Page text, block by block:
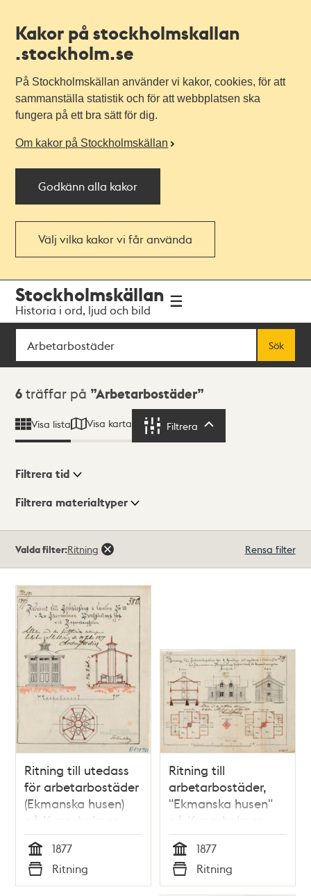
Kakor på stockholmskallan
.stockholm.se
På Stockholmskällan använder vi kakor, cookies, för att
sammanställa statistik och för att webbplatsen ska
fungera på ett bra sätt för dig.
Om kakor på Stockholmskällan
Godkänn alla kakor
Välj vilka kakor vi får använda
navigationen
huvudinnehållet
Stockholmskällan
Historia i ord, ljud och bild
Sök
Sök
Sökresultat
6 träffar på Arbetarbostäder
Visa lista Visa karta Filtrera
Visningsläge
Filtrera tid
Filtrera materialtyper
träffar
Valda filter:Ritning Rensa filter
Ritning till utedass
för arbetarbostäder
(Ekmanska husen)
på Kungsholmen
1877
Tid
1877
Typ
Ritning
Ritning till
arbetarbostäder,
"Ekmanska husen"
på Kungsholmen
1877
Tid
1877
Typ
Ritning